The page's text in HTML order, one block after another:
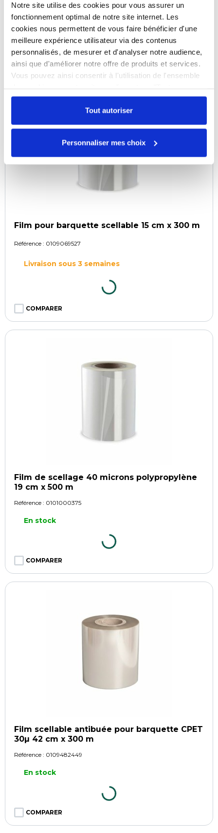
Notre site utilise des cookies pour vous assurer un
fonctionnement optimal de notre site internet. Les
cookies nous permettent de vous faire bénéficier d'une
meilleure expérience utilisateur via des contenus
personnalisés, de mesurer et d'analyser notre audience,
ainsi que d'améliorer notre offre de produits et services.
Vous pouvez ainsi consentir à l'utilisation de l'ensemble
autoriser". Cependant, si vous ne souhaitez autoriser que
certains types de cookies, veuillez cliquer sur
"Personnaliser mes choix".
Tout autoriser
Personnaliser mes choix
COMPARER
Film pour barquette scellable 15 cm x 300 m
Référence : 0109069527
Livraison sous 3 semaines
COMPARER
Film de scellage 40 microns polypropylène
19 cm x 500 m
Référence : 0101000375
En stock
COMPARER
Film scellable antibuée pour barquette CPET
30µ 42 cm x 300 m
Référence : 0109482449
En stock
COMPARER